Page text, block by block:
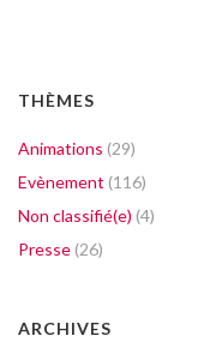
THÈMES
Animations (29)
Evènement (116)
Non classifié(e) (4)
Presse (26)
ARCHIVES